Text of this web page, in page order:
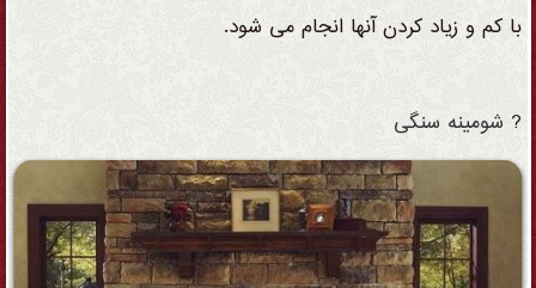
با کم و زیاد کردن آنها انجام می شود.
? شومینه سنگی